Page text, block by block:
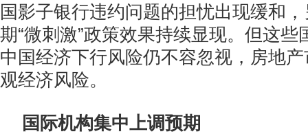
国影子银行违约问题的担忧出现缓和
期“微刺激”政策效果持续显现。但这些
中国经济下行风险仍不容忽视，房地
观经济风险。
国际机构集中上调预期